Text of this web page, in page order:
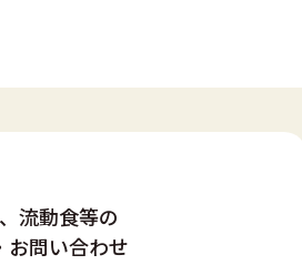
流動食等の
お問い合わせ